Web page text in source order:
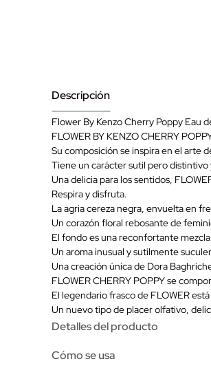
Descripción
Flower By Kenzo Cherry Poppy Eau
FLOWER BY KENZO CHERRY
Su composición se inspira en el arte
Tiene un carácter sutil pero
Una delicia para los sentidos,
Respira y disfruta.
La agria cereza negra, envuelta en
Un corazón floral rebosante de
El fondo es una reconfortante
Un aroma inusual y sutilmente
Una creación única de Dora
FLOWER CHERRY POPPY se
El legendario frasco de FLOWER
Un nuevo tipo de placer olfativo,
Detalles del producto
Cómo se usa